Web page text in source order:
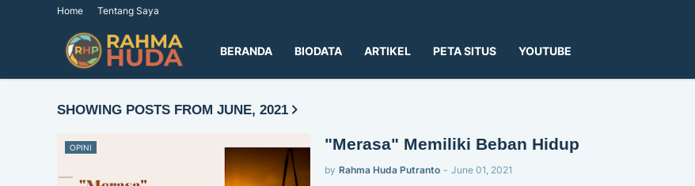
Home Tentang Saya
BERANDA BIODATA ARTIKEL PETA SITUS YOUTUBE
SHOWING POSTS FROM JUNE, 2021
OPINI "Merasa" Memiliki Beban Hidup
by Rahma Huda Putranto - June 01, 2021